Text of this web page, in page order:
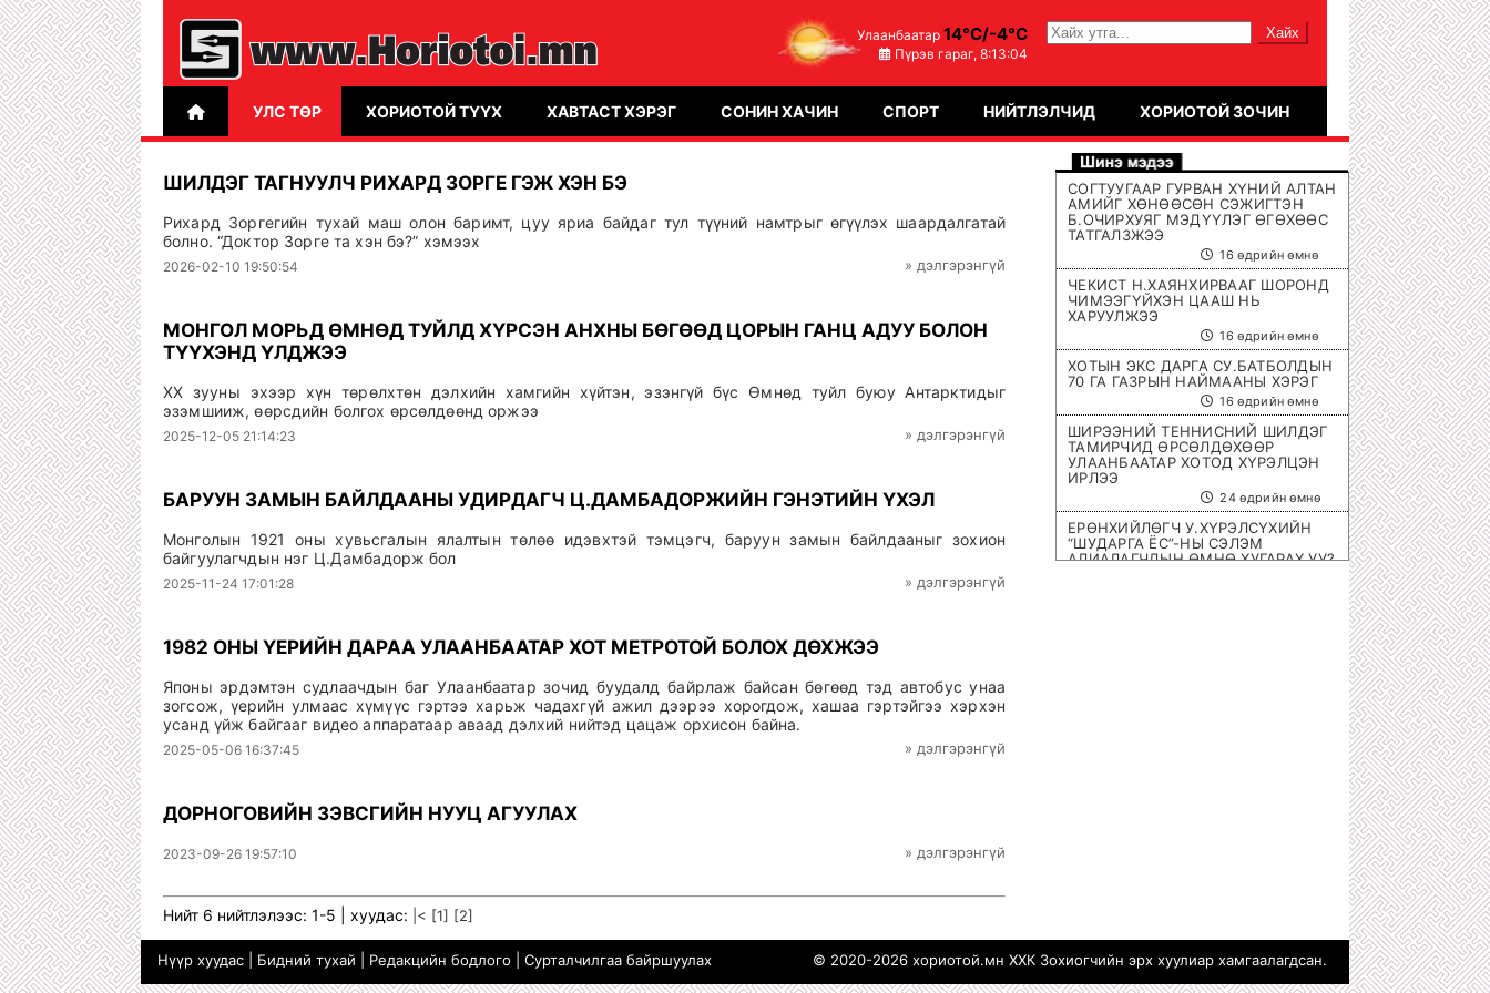
Улаанбаатар 14°C/-4°C
Пүрэв гараг, 8:13:04
УЛС ТӨР ХОРИОТОЙ ТҮҮХ ХАВТАСТ ХЭРЭГ СОНИН ХАЧИН СПОРТ НИЙТЛЭЛЧИД ХОРИОТОЙ ЗОЧИН
ШИЛДЭГ ТАГНУУЛЧ РИХАРД ЗОРГЕ ГЭЖ ХЭН БЭ
Рихард Зоргегийн тухай маш олон баримт, цуу яриа байдаг тул түүний намтрыг өгүүлэх шаардалгатай
болно. “Доктор Зорге та хэн бэ?” хэмээх
2026-02-10 19:50:54 » дэлгэрэнгүй
МОНГОЛ МОРЬД ӨМНӨД ТУЙЛД ХҮРСЭН АНХНЫ БӨГӨӨД ЦОРЫН ГАНЦ АДУУ БОЛОН
ТҮҮХЭНД ҮЛДЖЭЭ
XX зууны эхээр хүн төрөлхтөн дэлхийн хамгийн хүйтэн, эзэнгүй бүс Өмнөд туйл буюу Антарктидыг
эзэмшииж, өөрсдийн болгох өрсөлдөөнд оржээ
2025-12-05 21:14:23 » дэлгэрэнгүй
БАРУУН ЗАМЫН БАЙЛДААНЫ УДИРДАГЧ Ц.ДАМБАДОРЖИЙН ГЭНЭТИЙН ҮХЭЛ
Монголын 1921 оны хувьсгалын ялалтын төлөө идэвхтэй тэмцэгч, баруун замын байлдааныг зохион
байгуулагчдын нэг Ц.Дамбадорж бол
2025-11-24 17:01:28 » дэлгэрэнгүй
1982 ОНЫ ҮЕРИЙН ДАРАА УЛААНБААТАР ХОТ МЕТРОТОЙ БОЛОХ ДӨХЖЭЭ
Японы эрдэмтэн судлаачдын баг Улаанбаатар зочид буудалд байрлаж байсан бөгөөд тэд автобус унаа
зогсож, үерийн улмаас хүмүүс гэртээ харьж чадахгүй ажил дээрээ хорогдож, хашаа гэртэйгээ хэрхэн
усанд үйж байгааг видео аппаратаар аваад дэлхий нийтэд цацаж орхисон байна.
2025-05-06 16:37:45 » дэлгэрэнгүй
ДОРНОГОВИЙН ЗЭВСГИЙН НУУЦ АГУУЛАХ
2023-09-26 19:57:10 » дэлгэрэнгүй
Нийт 6 нийтлэлээс: 1-5 | хуудас: |< [1] [2]
СОГТУУГААР ГУРВАН ХҮНИЙ АЛТАН
АМИЙГ ХӨНӨӨСӨН СЭЖИГТЭН
Б.ОЧИРХУЯГ МЭДҮҮЛЭГ ӨГӨХӨӨС
ТАТГАЛЗЖЭЭ
16 өдрийн өмнө
ЧЕКИСТ Н.ХАЯНХИРВААГ ШОРОНД
ЧИМЭЭГҮЙХЭН ЦААШ НЬ
ХАРУУЛЖЭЭ
16 өдрийн өмнө
ХОТЫН ЭКС ДАРГА СУ.БАТБОЛДЫН
70 ГА ГАЗРЫН НАЙМААНЫ ХЭРЭГ
16 өдрийн өмнө
ШИРЭЭНИЙ ТЕННИСНИЙ ШИЛДЭГ
ТАМИРЧИД ӨРСӨЛДӨХӨӨР
УЛААНБААТАР ХОТОД ХҮРЭЛЦЭН
ИРЛЭЭ
24 өдрийн өмнө
ЕРӨНХИЙЛӨГЧ У.ХҮРЭЛСҮХИЙН
“ШУДАРГА ЁС”-НЫ СЭЛЭМ
АЛИАЛАГЧДЫН ӨМНӨ ХУГАРАХ УУ?
“ШУВУУ АЖИЛЛАГААГААР” НЬ
Нүүр хуудас Бидний тухай Редакцийн бодлого Сурталчилгаа байршуулах © 2020-2026 хориотой.мн ХХК Зохиогчийн эрх хуулиар хамгаалагдсан.